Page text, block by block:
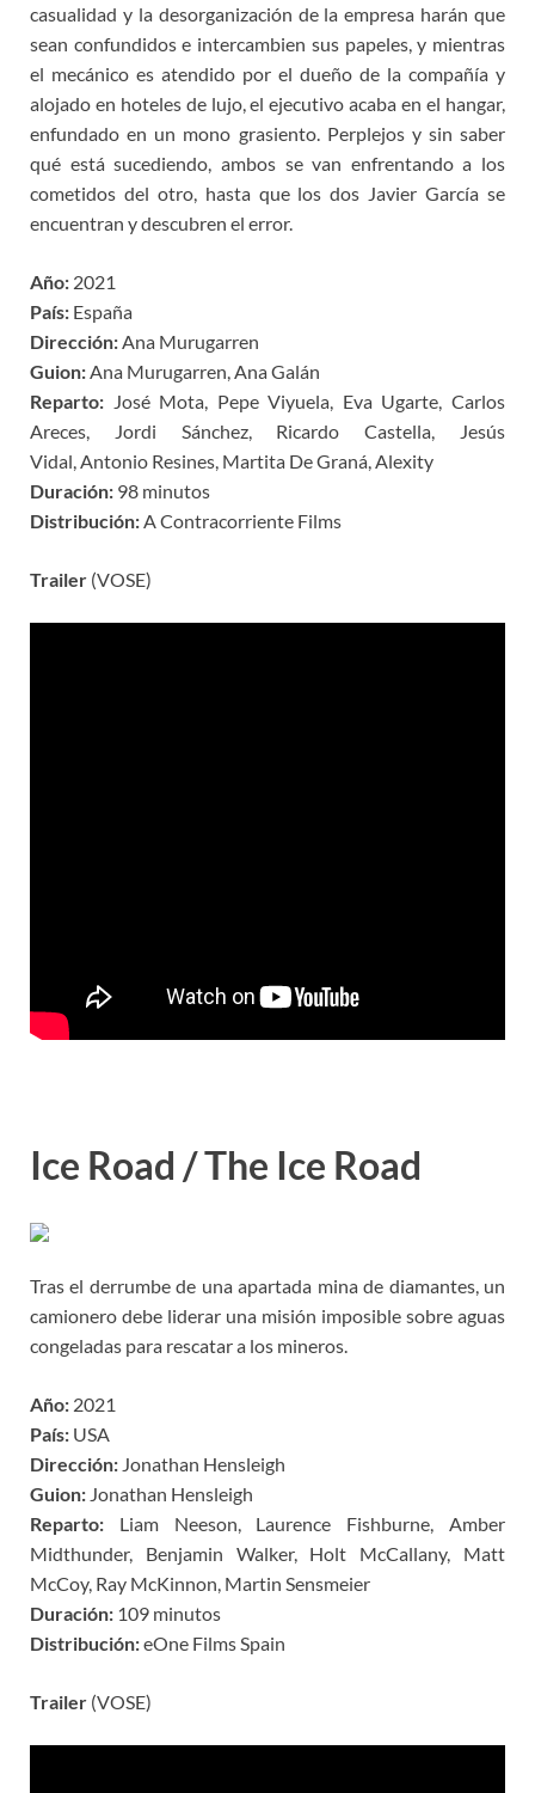
casualidad y la desorganización de la empresa harán que
sean confundidos e intercambien sus papeles, y mientras
el mecánico es atendido por el dueño de la compañía y
alojado en hoteles de lujo, el ejecutivo acaba en el hangar,
enfundado en un mono grasiento. Perplejos y sin saber
qué está sucediendo, ambos se van enfrentando a los
cometidos del otro, hasta que los dos Javier García se
encuentran y descubren el error.
Año: 2021
País: España
Dirección:Ana Murugarren
Guion:Ana Murugarren, Ana Galán
Reparto: José Mota, Pepe Viyuela, Eva Ugarte, Carlos
Areces, Jordi Sánchez, Ricardo Castella, Jesús
Vidal, Antonio Resines, Martita De Graná, Alexity
Duración: 98 minutos
Distribución:A Contracorriente Films
Trailer (VOSE)
Ice Road / The Ice Road
Tras el derrumbe de una apartada mina de diamantes, un
camionero debe liderar una misión imposible sobre aguas
congeladas para rescatar a los mineros.
Año: 2021
País: USA
Dirección: Jonathan Hensleigh
Guion: Jonathan Hensleigh
Reparto: Liam Neeson, Laurence Fishburne, Amber
Midthunder, Benjamin Walker, Holt McCallany, Matt
McCoy, Ray McKinnon, Martin Sensmeier
Duración: 109 minutos
Distribución:eOne Films Spain
Trailer (VOSE)